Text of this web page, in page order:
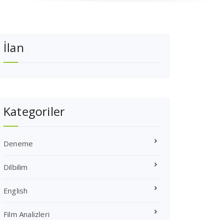
İlan
Kategoriler
Deneme
Dilbilim
English
Film Analizleri